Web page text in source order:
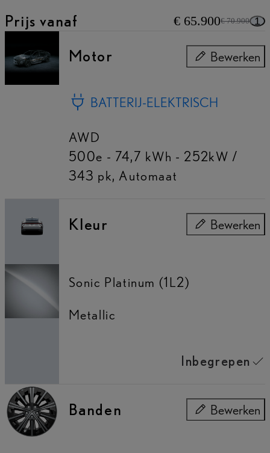
Prijs vanaf € 65.900€ 70.900 1
Motor Bewerken
Motor
BATTERIJ-ELEKTRISCH
AWD
500e - 74,7 kWh - 252kW /
343 pk, Automaat
Kleur Bewerken
Kleur
Sonic Platinum (1L2)
Metallic
Inbegrepen
Banden Bewerken
Banden